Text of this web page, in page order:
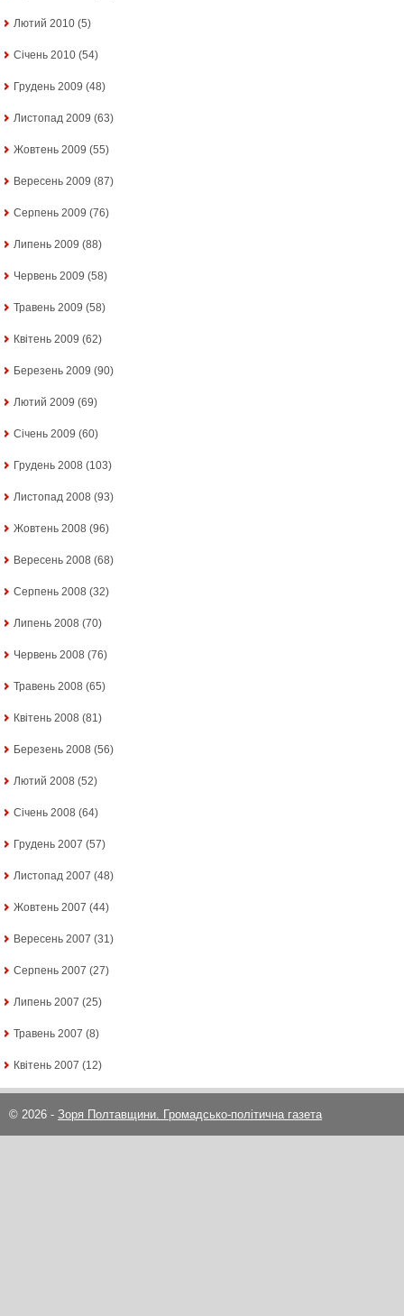
Лютий 2010 (5)
Січень 2010 (54)
Грудень 2009 (48)
Листопад 2009 (63)
Жовтень 2009 (55)
Вересень 2009 (87)
Серпень 2009 (76)
Липень 2009 (88)
Червень 2009 (58)
Травень 2009 (58)
Квітень 2009 (62)
Березень 2009 (90)
Лютий 2009 (69)
Січень 2009 (60)
Грудень 2008 (103)
Листопад 2008 (93)
Жовтень 2008 (96)
Вересень 2008 (68)
Серпень 2008 (32)
Липень 2008 (70)
Червень 2008 (76)
Травень 2008 (65)
Квітень 2008 (81)
Березень 2008 (56)
Лютий 2008 (52)
Січень 2008 (64)
Грудень 2007 (57)
Листопад 2007 (48)
Жовтень 2007 (44)
Вересень 2007 (31)
Серпень 2007 (27)
Липень 2007 (25)
Травень 2007 (8)
Квітень 2007 (12)
© 2026 - Зоря Полтавщини. Громадсько-політична газета